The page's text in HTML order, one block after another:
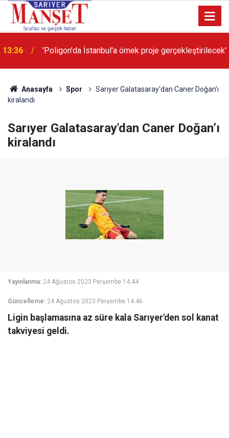
13:36 'Poligon'da İstanbul'a örnek proje gerçekleştirilecek'
Anasayfa Spor
Sarıyer Galatasaray'dan Caner Doğan’ı
kiralandı
Sarıyer Galatasaray'dan Caner Doğan’ı
kiralandı
Yayınlanma: 24 Ağustos 2023 Perşembe 14:44
Güncelleme: 24 Ağustos 2023 Perşembe 14:46
Ligin başlamasına az süre kala Sarıyer'den sol kanat
takviyesi geldi.